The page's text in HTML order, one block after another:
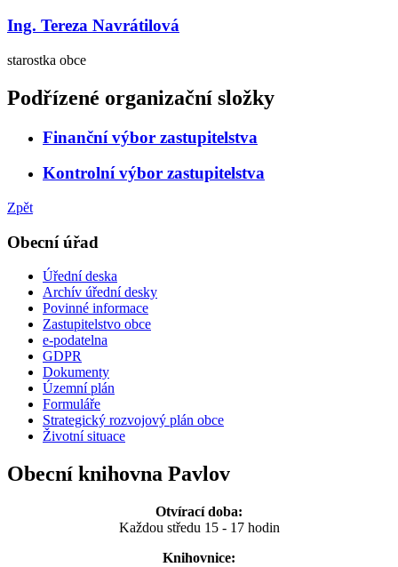
Ing. Tereza Navrátilová
starostka obce
Podřízené organizační složky
Finanční výbor zastupitelstva
Kontrolní výbor zastupitelstva
Zpět
Obecní úřad
Úřední deska
Archív úřední desky
Povinné informace
Zastupitelstvo obce
e-podatelna
GDPR
Dokumenty
Územní plán
Formuláře
Strategický rozvojový plán obce
Životní situace
Obecní knihovna Pavlov
Otvírací doba:
Každou středu 15 - 17 hodin
Knihovnice: